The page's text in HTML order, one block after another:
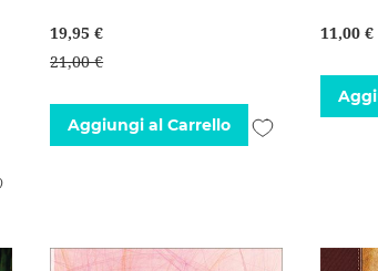
Aggiungi
lista
19,95 €
21,00 €
Aggiungi al Carrello
Aggiungi
11,00 €